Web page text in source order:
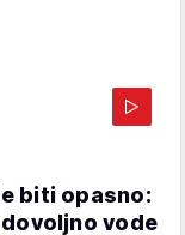
biti opasno:
vode